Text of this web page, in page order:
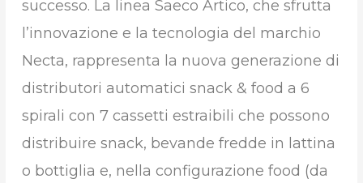
successo. La linea Saeco Artico, che sfrutta
l’innovazione e la tecnologia del marchio
Necta, rappresenta la nuova generazione di
distributori automatici snack & food a 6
spirali con 7 cassetti estraibili che possono
distribuire snack, bevande fredde in lattina
o bottiglia e, nella configurazione food (da